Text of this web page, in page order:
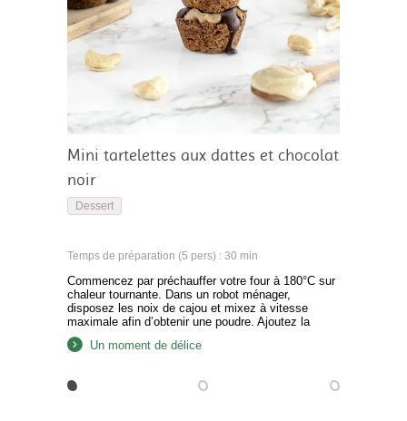
Mini tartelettes aux dattes et chocolat
noir
Dessert
Temps de préparation (5 pers) : 30 min
Commencez par préchauffer votre four à 180°C sur
chaleur tournante. Dans un robot ménager,
disposez les noix de cajou et mixez à vitesse
maximale afin d’obtenir une poudre. Ajoutez la
fécule de maïs, la poudre d’amande, le sucre et 20
g d’huile de coco. Mixez ensemble jusqu’à pouvoir
Un moment de délice